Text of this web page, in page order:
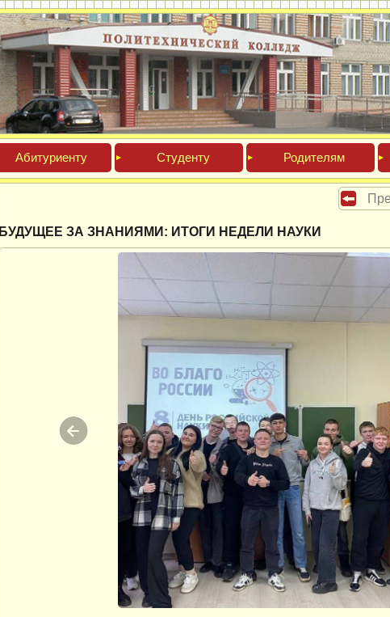
Аби­тури­ен­ту Сту­ден­ту Роди­телям
БУДУЩЕЕ ЗА ЗНАНИЯМИ: ИТОГИ НЕДЕЛИ НАУКИ